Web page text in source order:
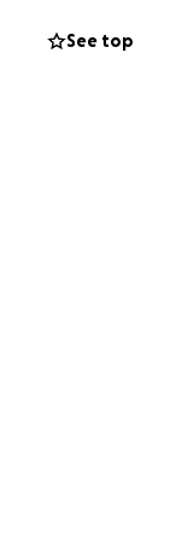
möchte ich
See top